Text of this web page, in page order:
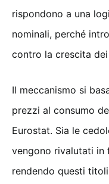
rispondono a una
nominali, perché
contro la crescita
Il meccanismo si
prezzi al consumo
Eurostat. Sia le
vengono rivalutati in
rendendo questi